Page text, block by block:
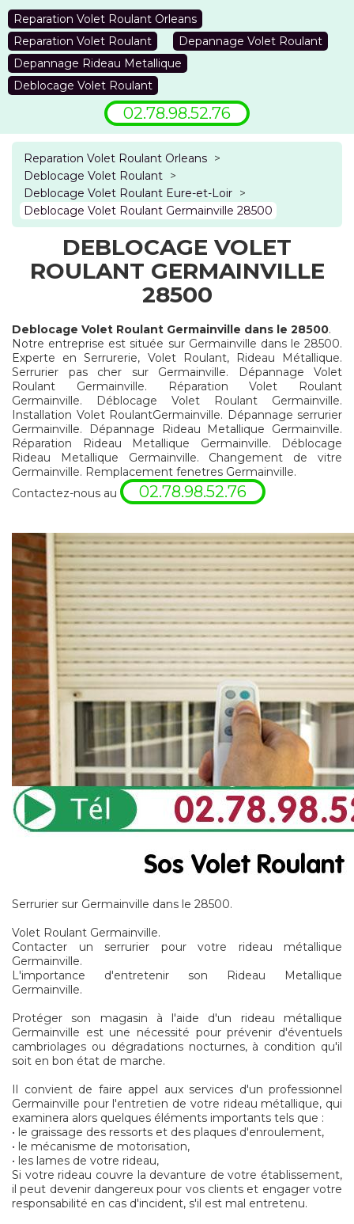
Reparation Volet Roulant Orleans
Reparation Volet Roulant
Depannage Volet Roulant
Depannage Rideau Metallique
Deblocage Volet Roulant
02.78.98.52.76
Reparation Volet Roulant Orleans >
Deblocage Volet Roulant >
Deblocage Volet Roulant Eure-et-Loir >
Deblocage Volet Roulant Germainville 28500
DEBLOCAGE VOLET
ROULANT GERMAINVILLE
28500
Deblocage Volet Roulant Germainville dans le 28500.
Notre entreprise est située sur Germainville dans le 28500.
Experte en Serrurerie, Volet Roulant, Rideau Métallique.
Serrurier pas cher sur Germainville. Dépannage Volet
Roulant Germainville. Réparation Volet Roulant
Germainville. Déblocage Volet Roulant Germainville.
Installation Volet RoulantGermainville. Dépannage serrurier
Germainville. Dépannage Rideau Metallique Germainville.
Réparation Rideau Metallique Germainville. Déblocage
Rideau Metallique Germainville. Changement de vitre
Germainville. Remplacement fenetres Germainville.
Contactez-nous au
02.78.98.52.76
Serrurier sur Germainville dans le 28500.
Volet Roulant Germainville.
Contacter un serrurier pour votre rideau métallique
Germainville.
L'importance d'entretenir son Rideau Metallique
Germainville.
Protéger son magasin à l'aide d'un rideau métallique
Germainville est une nécessité pour prévenir d'éventuels
cambriolages ou dégradations nocturnes, à condition qu'il
soit en bon état de marche.
Il convient de faire appel aux services d'un professionnel
Germainville pour l'entretien de votre rideau métallique, qui
examinera alors quelques éléments importants tels que :
• le graissage des ressorts et des plaques d'enroulement,
• le mécanisme de motorisation,
• les lames de votre rideau,
Si votre rideau couvre la devanture de votre établissement,
il peut devenir dangereux pour vos clients et engager votre
responsabilité en cas d'incident, s'il est mal entretenu.